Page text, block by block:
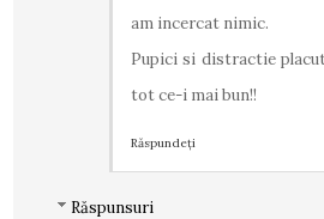
am incercat nimic.
Pupici si distractie
tot ce-i mai bun!!
Răspundeți
Răspunsuri